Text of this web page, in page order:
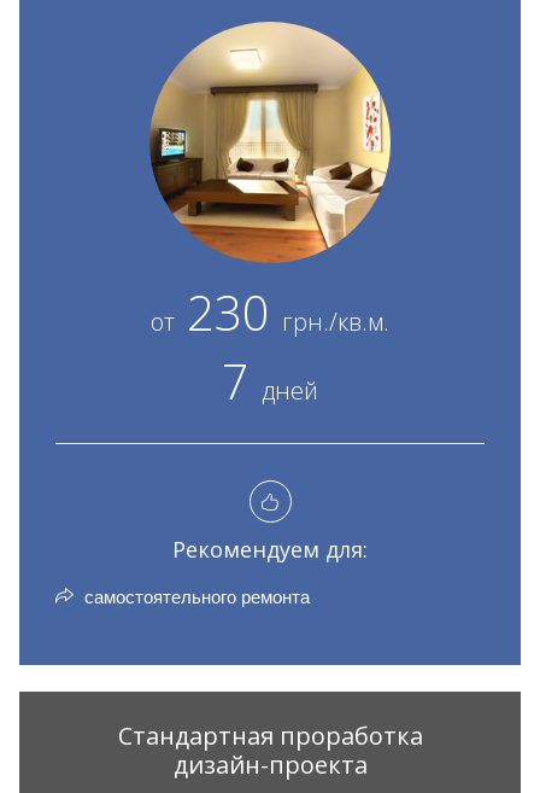
от 230 грн./кв.м.
7 дней
Рекомендуем для:
самостоятельного ремонта
Стандартная проработка
дизайн-проекта